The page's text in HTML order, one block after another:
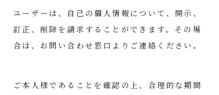
ユーザーは、自己の個人情報について、開示、
訂正、削除を請求することができます。その場
合は、お問い合わせ窓口よりご連絡ください。
ご本人様であることを確認の上、合理的な期間